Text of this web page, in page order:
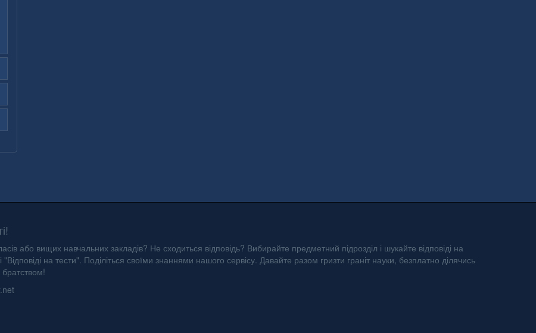
або вищих навчальних закладів? Не сходиться відповідь? Вибирайте предметний підрозділ і шукайте відповіді на
на тести". Поділіться своїми знаннями нашого сервісу. Давайте разом гризти граніт науки, безплатно ділячись
братством!